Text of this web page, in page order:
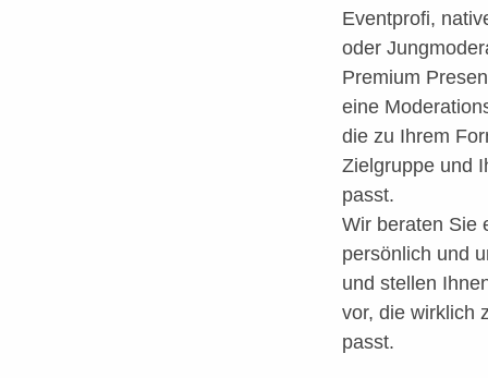
Eventprofi,
oder
Premium
eine
die zu Ihrem
Zielgruppe und
passt.
Wir beraten Sie
persönlich und
und stellen
vor, die wirklich
passt.